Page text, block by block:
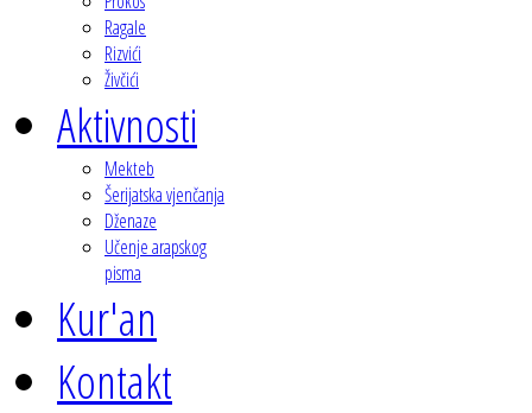
Ragale
Rizvići
Živčići
Aktivnosti
Mekteb
Šerijatska vjenčanja
Dženaze
Učenje arapskog
pisma
Kur'an
Kontakt